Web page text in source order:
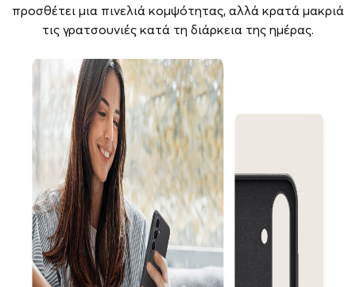
προσθέτει μια πινελιά κομψότητας, αλλά κρατά μακριά
τις γρατσουνιές κατά τη διάρκεια της ημέρας.